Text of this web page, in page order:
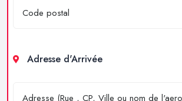
Adresse d'Arrivée